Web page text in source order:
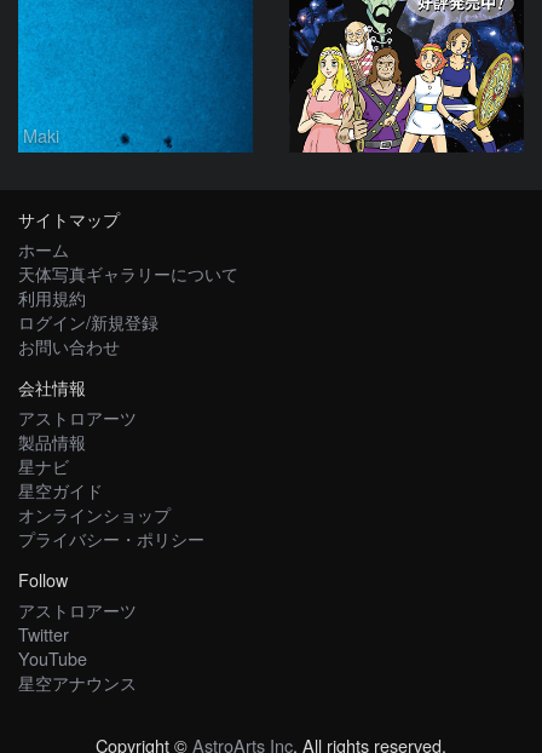
Maki
サイトマップ
ホーム
天体写真ギャラリーについて
利用規約
ログイン/新規登録
お問い合わせ
会社情報
アストロアーツ
製品情報
星ナビ
星空ガイド
オンラインショップ
プライバシー・ポリシー
Follow
アストロアーツ
Twitter
YouTube
星空アナウンス
Copyright ©AstroArts Inc. All rights reserved.